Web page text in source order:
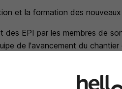
et la formation des
des EPI par les membres de
de l'avancement du
hebdomadaires des
pour la journée/ semaine